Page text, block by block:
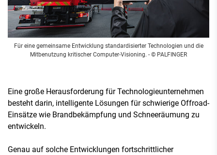
Für eine gemeinsame Entwicklung standardisierter Technologien und die
Mitbenutzung kritischer Computer-Visioning. - © PALFINGER
Eine große Herausforderung für Technologieunternehmen
besteht darin, intelligente Lösungen für schwierige Offroad-
Einsätze wie Brandbekämpfung und Schneeräumung zu
entwickeln.
Genau auf solche Entwicklungen fortschrittlicher